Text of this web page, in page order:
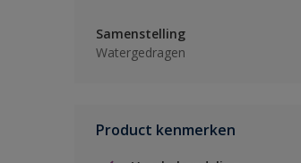
Samenstelling
Watergedragen
Product kenmerken